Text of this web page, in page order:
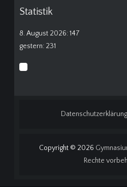
Statistik
8. August 2026: 147
gestern: 231
Datenschutzerklärung
Copyright © 2026
Rechte